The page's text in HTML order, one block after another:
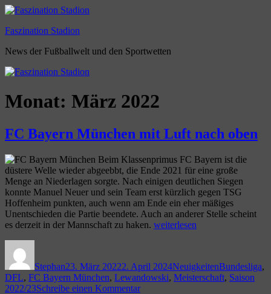
Zum
springen
Faszination Stadion
News der Fußballwelt und den Sportwetten
Monat: März 2022
FC Bayern München mit Luft nach oben
Beim Klassenprimus FC Bayern ist die
düstere Welle wieder abgeebbt, die Ende 2021 für eine große
Menge an Niederlagen sorgte. Nach einigen deutlichen Siegen
konnte Manuel Neuer und sein Team erst kürzlich gegen TSG
Hoffenheim punkten, auch wenn am Ende ein eher mäßiges
Unentschieden die Partie beendete. Auch an anderer Stelle scheint
es derzeit in der Mannschaft zu haken. „FC
Luft
nach
weiterlesen
Stephan23. März 20222. April 2024NeuigkeitenBundesliga,
DFL, FC Bayern München, Lewandowski, Meisterschaft, Saison
2022/23Schreibe einen Kommentarzu